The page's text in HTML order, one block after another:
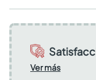
Ver más